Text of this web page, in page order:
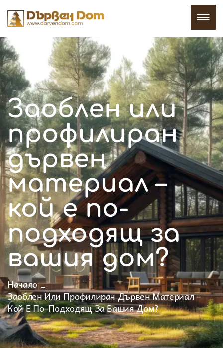
Заоблен или
профилиран
дървен
материал –
кой е по-
подходящ за
вашия дом?
Начало
Заоблен Или Профилиран Дървен Материал –
Кой Е По-Подходящ За Вашия Дом?